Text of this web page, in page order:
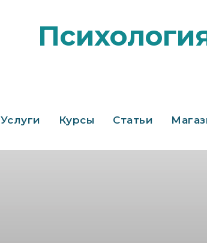
Услуги Курсы Статьи